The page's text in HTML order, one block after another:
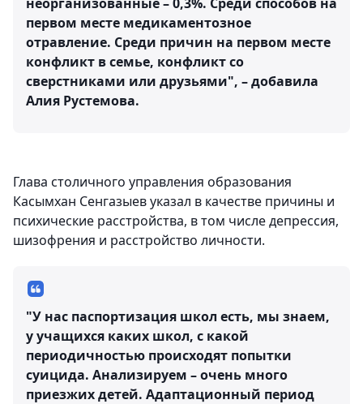
первом месте медикаментозное
отравление. Среди причин на первом месте
конфликт в семье, конфликт со
сверстниками или друзьями", – добавила
Алия Рустемова.
Глава столичного управления образования
Касымхан Сенгазыев указал в качестве причины и
психические расстройства, в том числе депрессия,
шизофрения и расстройство личности.
"У нас паспортизация школ есть, мы знаем,
у учащихся каких школ, с какой
периодичностью происходят попытки
суицида. Анализируем – очень много
приезжих детей. Адаптационный период